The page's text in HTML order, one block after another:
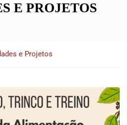
E PROJETOS
e Projetos